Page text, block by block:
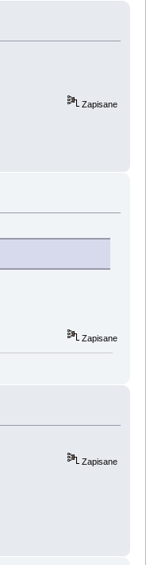
Zapisane
Zapisane
Zapisane